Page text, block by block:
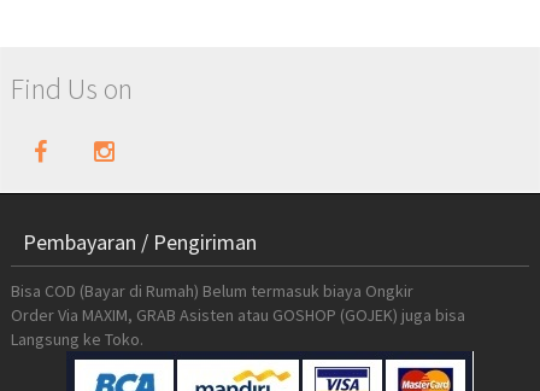
Find Us on
Pembayaran / Pengiriman
Bisa COD (Bayar di Rumah) Belum termasuk biaya Ongkir
Order Via MAXIM, GRAB Asisten atau GOSHOP (GOJEK) juga bisa
Langsung ke Toko.